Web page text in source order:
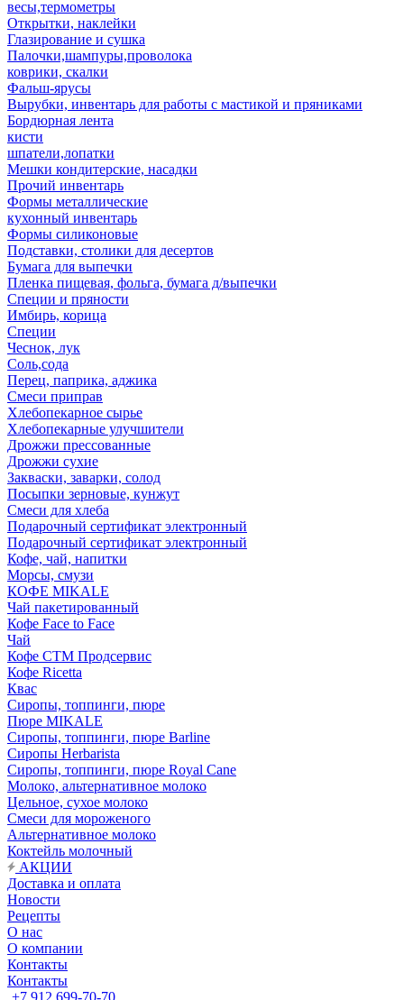
весы,термометры
Открытки, наклейки
Глазирование и сушка
Палочки,шампуры,проволока
коврики, скалки
Фальш-ярусы
Вырубки, инвентарь для работы с мастикой и пряниками
Бордюрная лента
кисти
шпатели,лопатки
Мешки кондитерские, насадки
Прочий инвентарь
Формы металлические
кухонный инвентарь
Формы силиконовые
Подставки, столики для десертов
Бумага для выпечки
Пленка пищевая, фольга, бумага д/выпечки
Специи и пряности
Имбирь, корица
Специи
Чеснок, лук
Соль,сода
Перец, паприка, аджика
Смеси приправ
Хлебопекарное сырье
Хлебопекарные улучшители
Дрожжи прессованные
Дрожжи сухие
Закваски, заварки, солод
Посыпки зерновые, кунжут
Смеси для хлеба
Подарочный сертификат электронный
Подарочный сертификат электронный
Кофе, чай, напитки
Морсы, смузи
КОФЕ MIKALE
Чай пакетированный
Кофе Face to Face
Чай
Кофе СТМ Продсервис
Кофе Ricetta
Квас
Сиропы, топпинги, пюре
Пюре MIKALE
Сиропы, топпинги, пюре Barline
Сиропы Herbarista
Сиропы, топпинги, пюре Royal Cane
Молоко, альтернативное молоко
Цельное, сухое молоко
Смеси для мороженого
Альтернативное молоко
Коктейль молочный
АКЦИИ
Доставка и оплата
Новости
Рецепты
О нас
О компании
Контакты
Контакты
+7 912 699-70-70